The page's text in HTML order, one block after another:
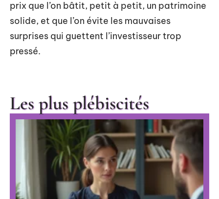
prix que l’on bâtit, petit à petit, un patrimoine
solide, et que l’on évite les mauvaises
surprises qui guettent l’investisseur trop
pressé.
Les plus plébiscités